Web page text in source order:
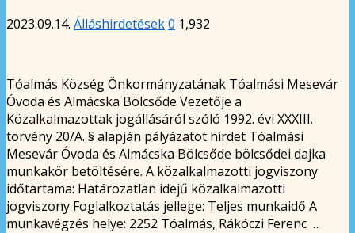
2023.09.14. Álláshirdetések0 1,932
Tóalmás Község Önkormányzatának Tóalmási Mesevár
Óvoda és Almácska Bölcsőde Vezetője a
Közalkalmazottak jogállásáról szóló 1992. évi XXXIII.
törvény 20/A. § alapján pályázatot hirdet Tóalmási
Mesevár Óvoda és Almácska Bölcsőde bölcsődei dajka
munkakör betöltésére. A közalkalmazotti jogviszony
időtartama: Határozatlan idejű közalkalmazotti
jogviszony Foglalkoztatás jellege: Teljes munkaidő A
munkavégzés helye: 2252 Tóalmás, Rákóczi Ferenc …